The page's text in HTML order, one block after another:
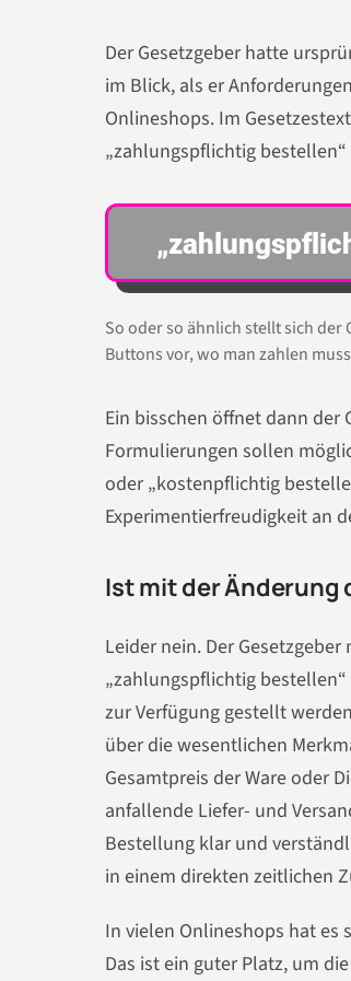
Der Gesetzgeber hatte
im Blick, als er
Onlineshops. Im
„zahlungspflichtig
So oder so ähnlich stellt sich der
Buttons vor, wo man zahlen
Ein bisschen öffnet dann der
Formulierungen sollen
oder „kostenpflichtig
Experimentierfreudigkeit an
Ist mit der
Leider nein. Der
„zahlungspflichtig
zur Verfügung gestellt
über die wesentlichen
Gesamtpreis der Ware oder
anfallende Liefer- und
Bestellung klar und
in einem direkten zeitlichen
In vielen Onlineshops hat es
Das ist ein guter Platz, um